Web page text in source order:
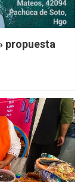
propuesta